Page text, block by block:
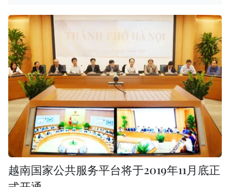
越南国家公共服务平台将于2019年11月底正